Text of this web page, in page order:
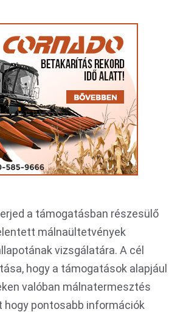
a támogatásban részesülő
málnaültetvények
vizsgálatára. A cél
hogy a támogatások alapjául
valóban málnatermesztés
hogy pontosabb információk